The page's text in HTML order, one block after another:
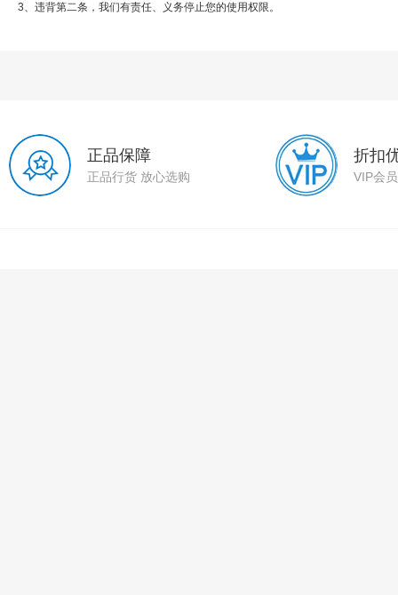
3、违背第二条，我们有责任、义务停止您的使用权限。
正品保障
正品行货 放心选购
折扣
VIP会